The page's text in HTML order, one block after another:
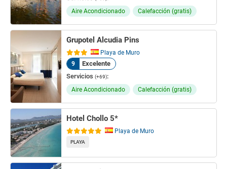
Aire Acondicionado Calefacción (gratis)
Grupotel Alcudia Pins
Playa de Muro
9
Excelente
Servicios (+69):
Aire Acondicionado Calefacción (gratis)
Hotel Chollo 5*
Playa de Muro
PLAYA